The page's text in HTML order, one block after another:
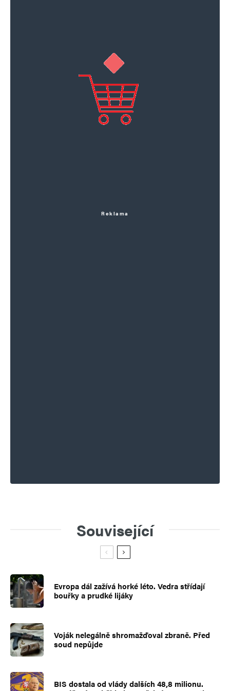
Reklama
Související
Evropa dál zažívá horké léto. Vedra střídají
bouřky a prudké lijáky
Voják nelegálně shromažďoval zbraně. Před
soud nepůjde
BIS dostala od vlády dalších 48,8 milionu.